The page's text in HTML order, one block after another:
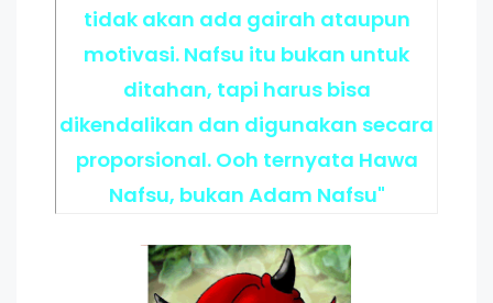
tidak akan ada gairah ataupun
motivasi. Nafsu itu bukan untuk
ditahan, tapi harus bisa
dikendalikan dan digunakan secara
proporsional. Ooh ternyata Hawa
Nafsu, bukan Adam Nafsu"